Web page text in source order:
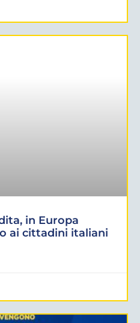
in Europa
ai cittadini italiani